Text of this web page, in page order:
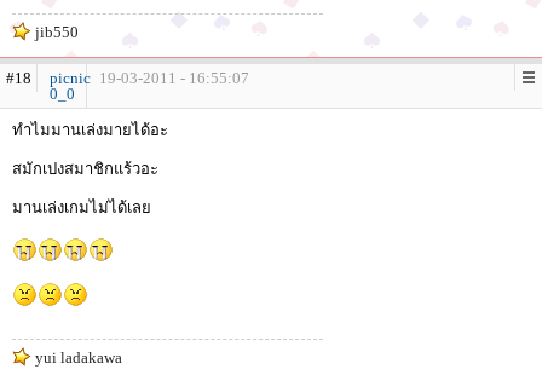
jib550
#18
picnic
0_0
19-03-2011 - 16:55:07
ทำไมมานเล่งมายได้อะ
สมักเปงสมาชิกแร้วอะ
มานเล่งเกมไม่ได้เลย
yui ladakawa